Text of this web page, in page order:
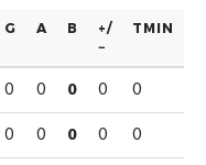
G A B
+/
−
TMIN
0 0 0 0 0
0 0 0 0 0